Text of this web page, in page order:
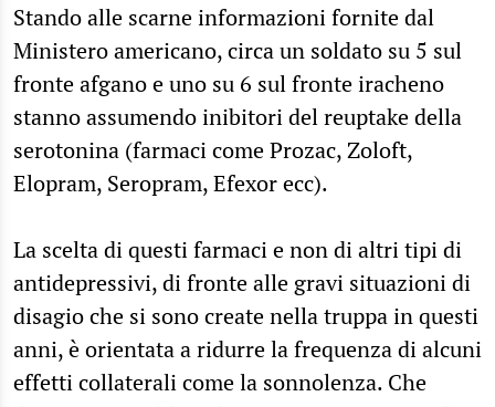
Stando alle scarne informazioni fornite dal
Ministero americano, circa un soldato su 5 sul
fronte afgano e uno su 6 sul fronte iracheno
stanno assumendo inibitori del reuptake della
serotonina (farmaci come Prozac, Zoloft,
Elopram, Seropram, Efexor ecc).
La scelta di questi farmaci e non di altri tipi di
antidepressivi, di fronte alle gravi situazioni di
disagio che si sono create nella truppa in questi
anni, è orientata a ridurre la frequenza di alcuni
effetti collaterali come la sonnolenza. Che